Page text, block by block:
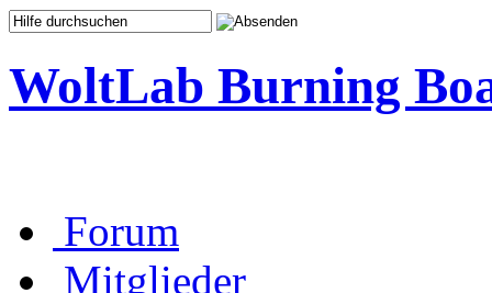
WoltLab Burning
Forum
Mitglieder